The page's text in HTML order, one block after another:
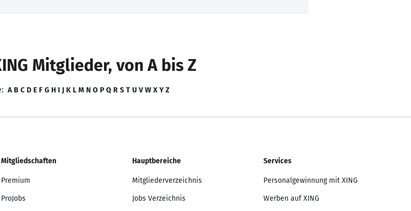
Mitglieder, von A bis Z
A B C D E F G H I J K L M N O P Q R S T U V W X Y Z
Mitgliedschaften
Premium
ProJobs
Hauptbereiche
Mitgliederverzeichnis
Jobs Verzeichnis
Services
Personalgewinnung mit XING
Werben auf XING